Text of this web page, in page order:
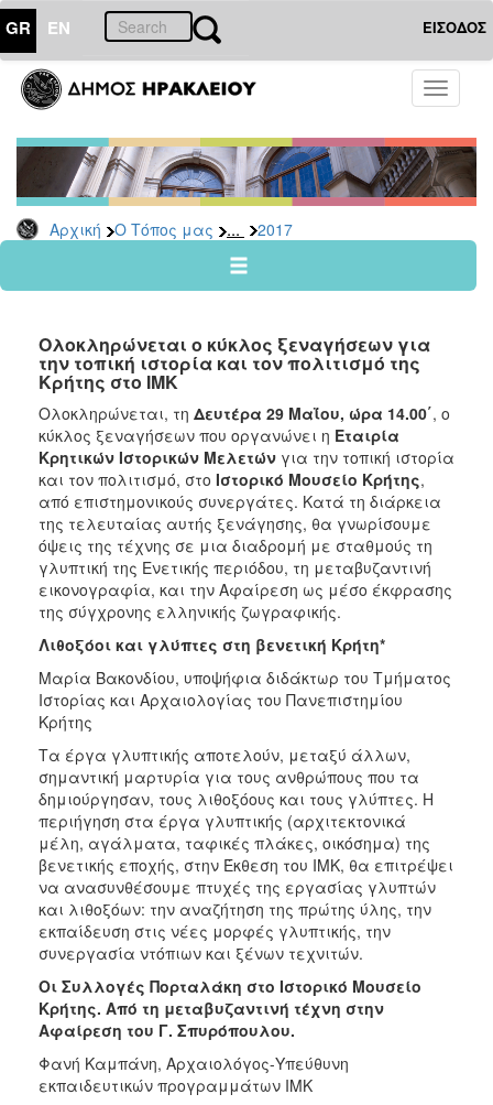
GR EN ΕΙΣΟΔΟΣ
Toggle
Αρχική Ο Τόπος μας ... 2017
ΤΟΠΟΣ
ΜΑΣ
Ανακοινώσεις
Αρχείο
2026
2024
2022
2021
2020
2019
2018
2017
2016
2015
2012
2011
ΔΗΜΟΣ
ΠΟΛΙΤΙΣΜΟΣ
ΑΝΘΕΚΤΙΚΗ
ΠΟΛΗ
Ολοκληρώνεται ο κύκλος ξεναγήσεων για
την τοπική ιστορία και τον πολιτισμό της
Κρήτης στο ΙΜΚ
Ολοκληρώνεται, τη Δευτέρα 29 Μαΐου, ώρα 14.00΄, ο
κύκλος ξεναγήσεων που οργανώνει η Εταιρία
Κρητικών Ιστορικών Μελετών για την τοπική ιστορία
και τον πολιτισμό, στο Ιστορικό Μουσείο Κρήτης,
από επιστημονικούς συνεργάτες. Κατά τη διάρκεια
της τελευταίας αυτής ξενάγησης, θα γνωρίσουμε
όψεις της τέχνης σε μια διαδρομή με σταθμούς τη
γλυπτική της Ενετικής περιόδου, τη μεταβυζαντινή
εικονογραφία, και την Αφαίρεση ως μέσο έκφρασης
της σύγχρονης ελληνικής ζωγραφικής.
Λιθοξόοι και γλύπτες στη βενετική Κρήτη*
Μαρία Βακονδίου, υποψήφια διδάκτωρ του Τμήματος
Ιστορίας και Αρχαιολογίας του Πανεπιστημίου
Κρήτης
Τα έργα γλυπτικής αποτελούν, μεταξύ άλλων,
σημαντική μαρτυρία για τους ανθρώπους που τα
δημιούργησαν, τους λιθοξόους και τους γλύπτες. Η
περιήγηση στα έργα γλυπτικής (αρχιτεκτονικά
μέλη, αγάλματα, ταφικές πλάκες, οικόσημα) της
βενετικής εποχής, στην Έκθεση του ΙΜΚ, θα επιτρέψει
να ανασυνθέσουμε πτυχές της εργασίας γλυπτών
και λιθοξόων: την αναζήτηση της πρώτης ύλης, την
εκπαίδευση στις νέες μορφές γλυπτικής, την
συνεργασία ντόπιων και ξένων τεχνιτών.
Οι Συλλογές Πορταλάκη στο Ιστορικό Μουσείο
Κρήτης. Από τη μεταβυζαντινή τέχνη στην
Αφαίρεση του Γ. Σπυρόπουλου.
Φανή Καμπάνη, Αρχαιολόγος-Υπεύθυνη
εκπαιδευτικών προγραμμάτων ΙΜΚ